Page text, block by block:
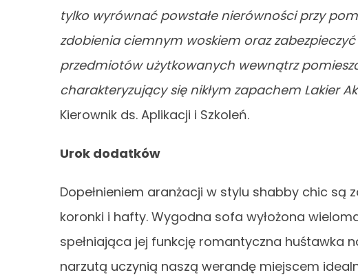
tylko wyrównać powstałe nierówności przy
zdobienia ciemnym woskiem oraz
przedmiotów użytkowanych wewnątrz
charakteryzujący się nikłym zapachem Lakier
Kierownik ds. Aplikacji i Szkoleń.
Urok dodatków
Dopełnieniem aranżacji w stylu shabby chic są
koronki i hafty. Wygodna sofa wyłożona
spełniająca jej funkcję romantyczna huśtawka
narzutą uczynią naszą werandę miejscem